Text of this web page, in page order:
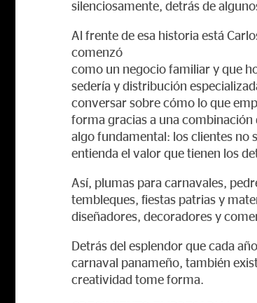
silenciosamente, detrás de
Al frente de esa historia está
comenzó
como un negocio familiar y que
sedería y distribución
conversar sobre cómo lo que
forma gracias a una
algo fundamental: los clientes no
entienda el valor que tienen los
Así, plumas para carnavales,
tembleques, fiestas patrias y
diseñadores, decoradores y
Detrás del esplendor que cada
carnaval panameño, también
creatividad tome forma.